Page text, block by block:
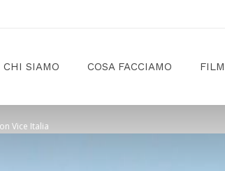
CHI SIAMO COSA FACCIAMO FILM
Vice Italia